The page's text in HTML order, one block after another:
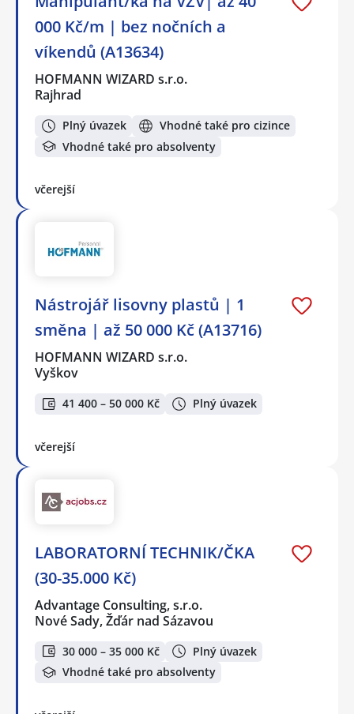
000 Kč/m | bez nočních a
víkendů (A13634)
HOFMANN WIZARD s.r.o.
Rajhrad
Plný úvazek
Vhodné také pro cizince
Vhodné také pro absolventy
včerejší
Nástrojář lisovny plastů | 1
směna | až 50 000 Kč (A13716)
HOFMANN WIZARD s.r.o.
Vyškov
41 400 – 50 000 Kč Plný úvazek
včerejší
LABORATORNÍ TECHNIK/ČKA
(30-35.000 Kč)
Advantage Consulting, s.r.o.
Nové Sady, Žďár nad Sázavou
30 000 – 35 000 Kč
Plný úvazek
Vhodné také pro absolventy